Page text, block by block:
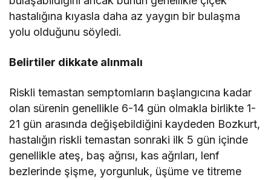
hastalığına kıyasla daha az yaygın bir bulaşma
yolu olduğunu söyledi.
Belirtiler dikkate alınmalı
Riskli temastan semptomların başlangıcına kadar
olan sürenin genellikle 6-14 gün olmakla birlikte 1-
21 gün arasında değişebildiğini kaydeden Bozkurt,
hastalığın riskli temastan sonraki ilk 5 gün içinde
genellikle ateş, baş ağrısı, kas ağrıları, lenf
bezlerinde şişme, yorgunluk, üşüme ve titreme